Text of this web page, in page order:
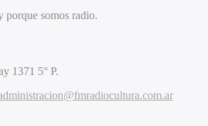
porque somos radio.
1371 5° P.